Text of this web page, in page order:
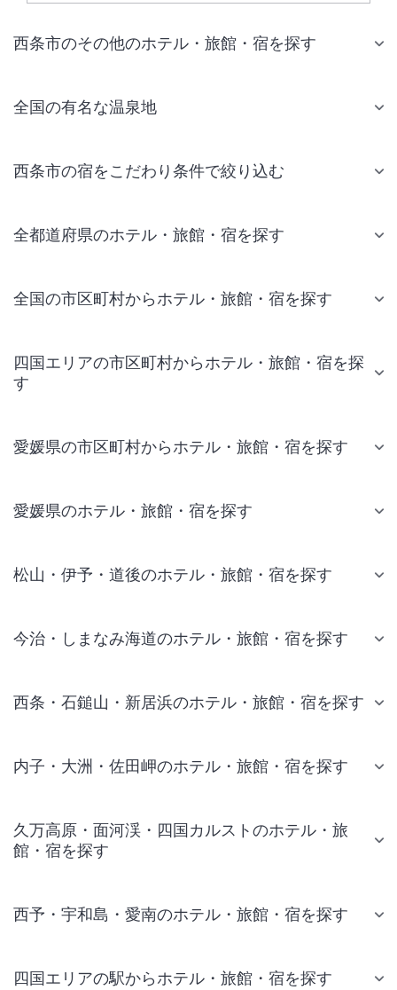
西条市のその他のホテル・旅館・宿を探す
全国の有名な温泉地
西条市の宿をこだわり条件で絞り込む
全都道府県のホテル・旅館・宿を探す
全国の市区町村からホテル・旅館・宿を探す
四国エリアの市区町村からホテル・旅館・宿を探
す
愛媛県の市区町村からホテル・旅館・宿を探す
愛媛県のホテル・旅館・宿を探す
松山・伊予・道後のホテル・旅館・宿を探す
今治・しまなみ海道のホテル・旅館・宿を探す
西条・石鎚山・新居浜のホテル・旅館・宿を探す
内子・大洲・佐田岬のホテル・旅館・宿を探す
久万高原・面河渓・四国カルストのホテル・旅
館・宿を探す
西予・宇和島・愛南のホテル・旅館・宿を探す
四国エリアの駅からホテル・旅館・宿を探す